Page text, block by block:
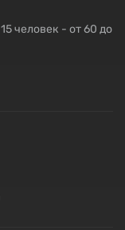
человек - от 60 до